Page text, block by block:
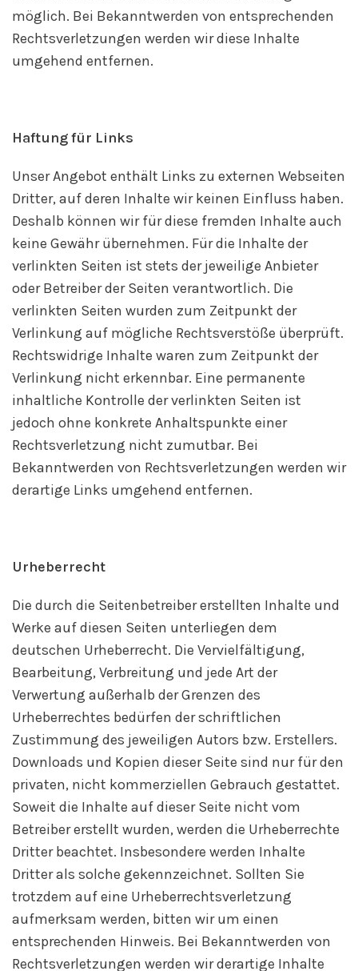
möglich. Bei Bekanntwerden von entsprechenden
Rechtsverletzungen werden wir diese Inhalte
umgehend entfernen.
Haftung für Links
Unser Angebot enthält Links zu externen Webseiten
Dritter, auf deren Inhalte wir keinen Einfluss haben.
Deshalb können wir für diese fremden Inhalte auch
keine Gewähr übernehmen. Für die Inhalte der
verlinkten Seiten ist stets der jeweilige Anbieter
oder Betreiber der Seiten verantwortlich. Die
verlinkten Seiten wurden zum Zeitpunkt der
Verlinkung auf mögliche Rechtsverstöße überprüft.
Rechtswidrige Inhalte waren zum Zeitpunkt der
Verlinkung nicht erkennbar. Eine permanente
inhaltliche Kontrolle der verlinkten Seiten ist
jedoch ohne konkrete Anhaltspunkte einer
Rechtsverletzung nicht zumutbar. Bei
Bekanntwerden von Rechtsverletzungen werden wir
derartige Links umgehend entfernen.
Urheberrecht
Die durch die Seitenbetreiber erstellten Inhalte und
Werke auf diesen Seiten unterliegen dem
deutschen Urheberrecht. Die Vervielfältigung,
Bearbeitung, Verbreitung und jede Art der
Verwertung außerhalb der Grenzen des
Urheberrechtes bedürfen der schriftlichen
Zustimmung des jeweiligen Autors bzw. Erstellers.
Downloads und Kopien dieser Seite sind nur für den
privaten, nicht kommerziellen Gebrauch gestattet.
Soweit die Inhalte auf dieser Seite nicht vom
Betreiber erstellt wurden, werden die Urheberrechte
Dritter beachtet. Insbesondere werden Inhalte
Dritter als solche gekennzeichnet. Sollten Sie
trotzdem auf eine Urheberrechtsverletzung
aufmerksam werden, bitten wir um einen
entsprechenden Hinweis. Bei Bekanntwerden von
Rechtsverletzungen werden wir derartige Inhalte